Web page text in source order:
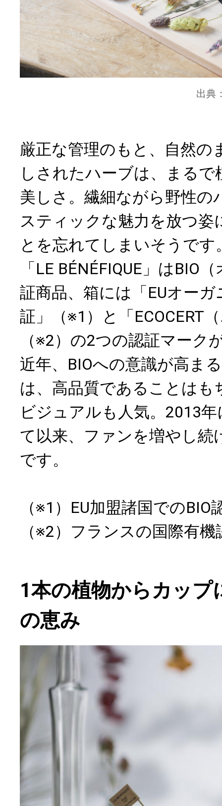
出典
厳正な管理のもと、自然の
しされたハーブは、まる
美しさ。繊細ながら野性の
スティックな魅力を放つ姿
とを忘れてしまいそうです
「LE BÉNÉFIQUE」はBIO
証商品、箱には「EUオー
証」（※1）と「ECOCERT
（※2）の2つの認証マーク
近年、BIOへの意識が高ま
は、高品質であることはも
ビジュアルも人気。2013
て以来、ファンを増やし続
です。
（※1）EU加盟諸国でのBIO
（※2）フランスの国際有機
1本の植物からカップ
の恵み